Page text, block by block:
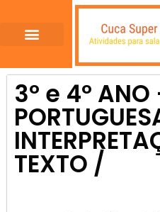
3º e 4º ANO
TEXTO /